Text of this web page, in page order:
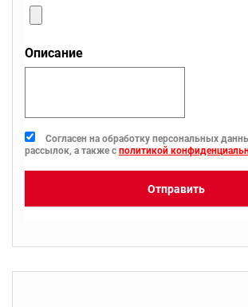
Описание
Согласен на обработку персональных
рассылок, а также с политикой
Отправить